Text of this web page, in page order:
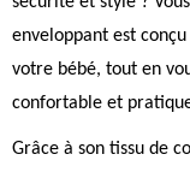
enveloppant est
votre bébé, tout en
confortable et
Grâce à son tissu de